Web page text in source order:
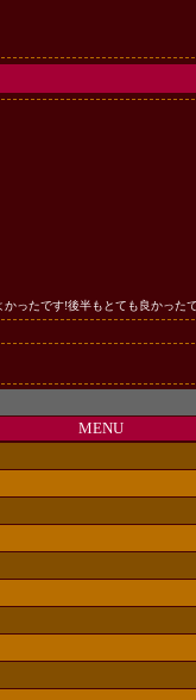
ったです!後半もとても良かった
MENU